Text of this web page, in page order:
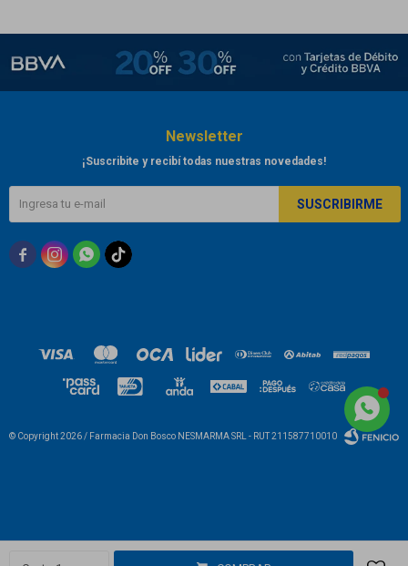
Newsletter
¡Suscribite y recibí todas nuestras novedades!
SUSCRIBIRME
  
© Copyright 2026 / Farmacia Don Bosco NESMARMA SRL - RUT 211587710010
Fenicio